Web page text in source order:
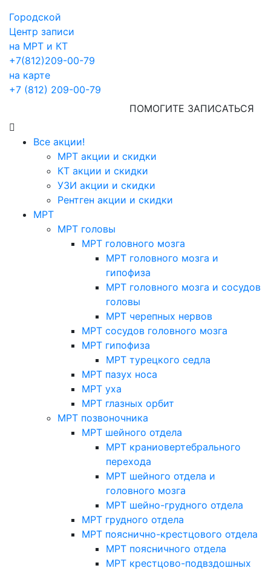
Городской
Центр записи
на МРТ и КТ
+7(812)209-00-79
на карте
+7 (812) 209-00-79
ПОМОГИТЕ ЗАПИСАТЬСЯ
Все акции!
МРТ акции и скидки
КТ акции и скидки
УЗИ акции и скидки
Рентген акции и скидки
МРТ
МРТ головы
МРТ головного мозга
МРТ головного мозга и
гипофиза
МРТ головного мозга и сосудов
головы
МРТ черепных нервов
МРТ сосудов головного мозга
МРТ гипофиза
МРТ турецкого седла
МРТ пазух носа
МРТ уха
МРТ глазных орбит
МРТ позвоночника
МРТ шейного отдела
МРТ краниовертебрального
перехода
МРТ шейного отдела и
головного мозга
МРТ шейно-грудного отдела
МРТ грудного отдела
МРТ пояснично-крестцового отдела
МРТ поясничного отдела
МРТ крестцово-подвздошных